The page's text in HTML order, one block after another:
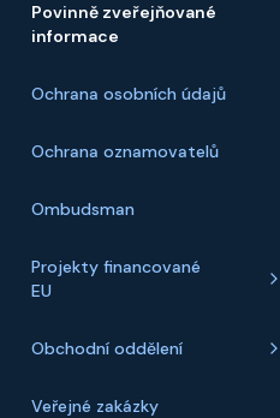
Povinně zveřejňované
informace
Ochrana osobních údajů
Ochrana oznamovatelů
Ombudsman
Projekty financované
EU
Obchodní oddělení
Veřejné zakázky